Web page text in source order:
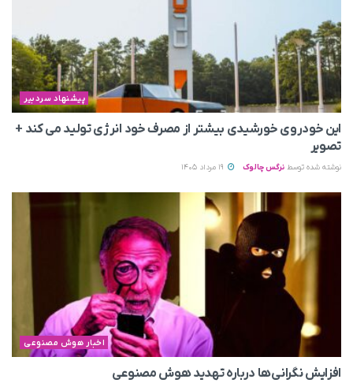
پیشنهاد سردبیر
این خودروی خورشیدی بیشتر از مصرف خود انرژی تولید می‌ کند +
تصویر
نوشته شده توسط نرگس چالوک
اخبار هوش مصنوعی
افزایش نگرانی‌ها درباره تهدید هوش مصنوعی